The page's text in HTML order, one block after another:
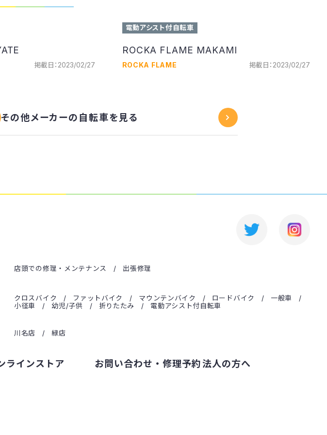
掲載日：2023/02/27
ROCKA FLAME MAKAMI
電動アシスト付自転車
ROCKA FLAME 掲載日：2023/02/27
その他メーカーの自転車を見る
店頭での修理・メンテナンス 出張修理
クロスバイク ファットバイク マウンテンバイク ロードバイク
一般車
小径車
幼児/子供 折りたたみ 電動アシスト付自転車
川名店 緑店
ラインストア お問い合わせ・修理予約法人の方へ